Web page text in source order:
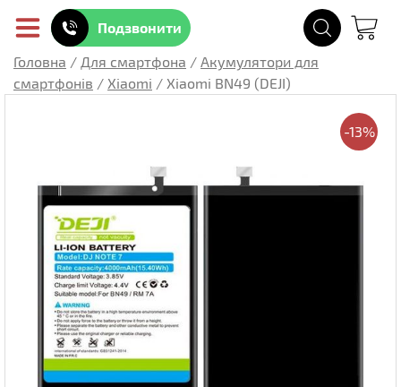
Подзвонити
Головна / Для смартфона / Акумулятори для
смартфонів / Xiaomi / Xiaomi BN49 (DEJI)
-13%